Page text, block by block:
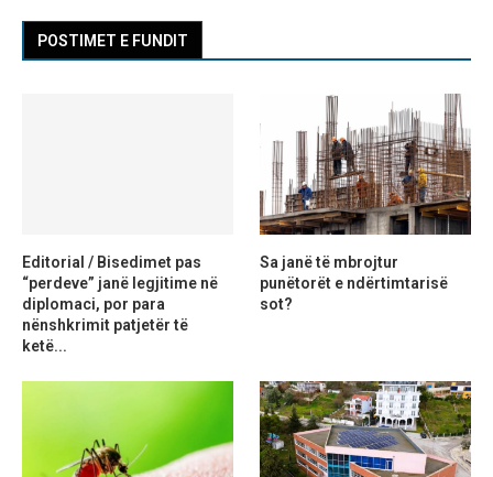
POSTIMET E FUNDIT
Editorial / Bisedimet pas
“perdeve” janë legjitime në
diplomaci, por para
nënshkrimit patjetër të
ketë...
Sa janë të mbrojtur
punëtorët e ndërtimtarisë
sot?